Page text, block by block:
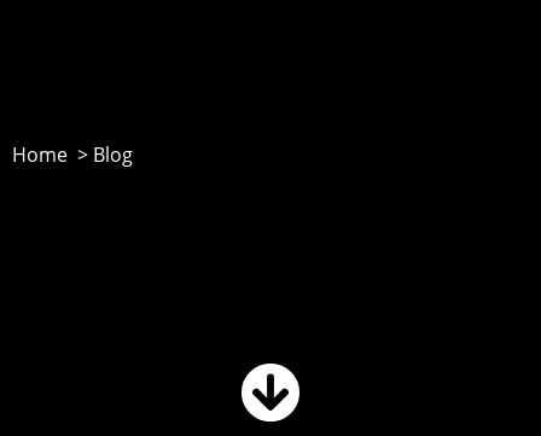
Home > Blog